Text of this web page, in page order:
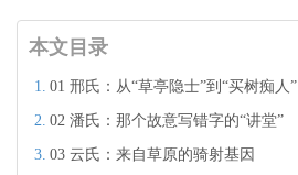
本文目录
01 邢氏：从“草亭隐士”到“买树痴人”
02 潘氏：那个故意写错字的“讲堂”
03 云氏：来自草原的骑射基因